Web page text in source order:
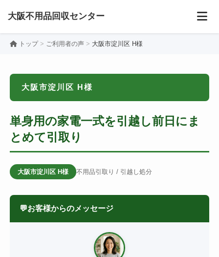
大阪不用品回収センター
トップ ご利用者の声 大阪市淀川区 H様
大阪市淀川区 H様
単身用の家電一式を引越し前日にま
とめて引取り
大阪市淀川区 H様 不用品引取り / 引越し処分
💬お客様からのメッセージ